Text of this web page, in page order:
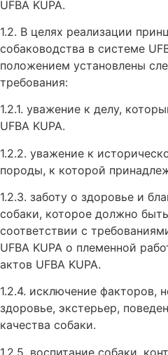
UFBA KUPA.
1.2. В целях реализации
собаководства в системе
положением установлены
требования:
1.2.1. уважение к делу,
UFBA KUPA.
1.2.2. уважение к
породы, к которой
1.2.3. заботу о здоровье и
собаки, которое должно
соответствии с
UFBA KUPA о племенной
актов UFBA KUPA.
1.2.4. исключение факторов,
здоровье, экстерьер,
качества собаки.
1.2.5. воспитание собаки,